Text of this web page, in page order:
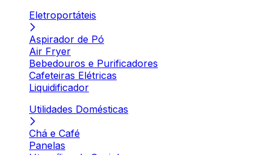
Eletroportáteis
Aspirador de Pó
Air Fryer
Bebedouros e Purificadores
Cafeteiras Elétricas
Liquidificador
Utilidades Domésticas
Chá e Café
Panelas